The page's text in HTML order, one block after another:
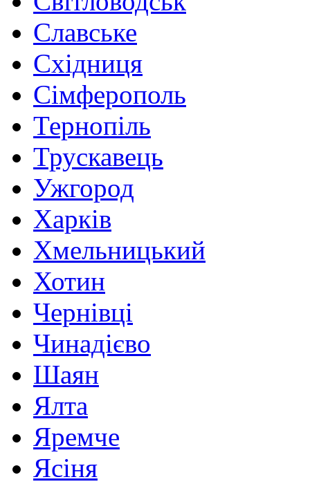
Славське
Східниця
Сімферополь
Тернопіль
Трускавець
Ужгород
Харків
Хмельницький
Хотин
Чернівці
Чинадієво
Шаян
Ялта
Яремче
Ясіня